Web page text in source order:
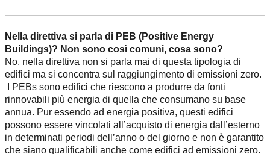
Nella direttiva si parla di PEB (Positive Energy
Buildings)? Non sono così comuni, cosa sono?
No, nella direttiva non si parla mai di questa tipologia di
edifici ma si concentra sul raggiungimento di emissioni zero.
I PEBs sono edifici che riescono a produrre da fonti
rinnovabili più energia di quella che consumano su base
annua. Pur essendo ad energia positiva, questi edifici
possono essere vincolati all’acquisto di energia dall’esterno
in determinati periodi dell’anno o del giorno e non è garantito
che siano qualificabili anche come edifici ad emissioni zero.